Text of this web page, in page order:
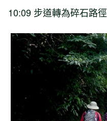
10:09 步道轉為碎石路徑